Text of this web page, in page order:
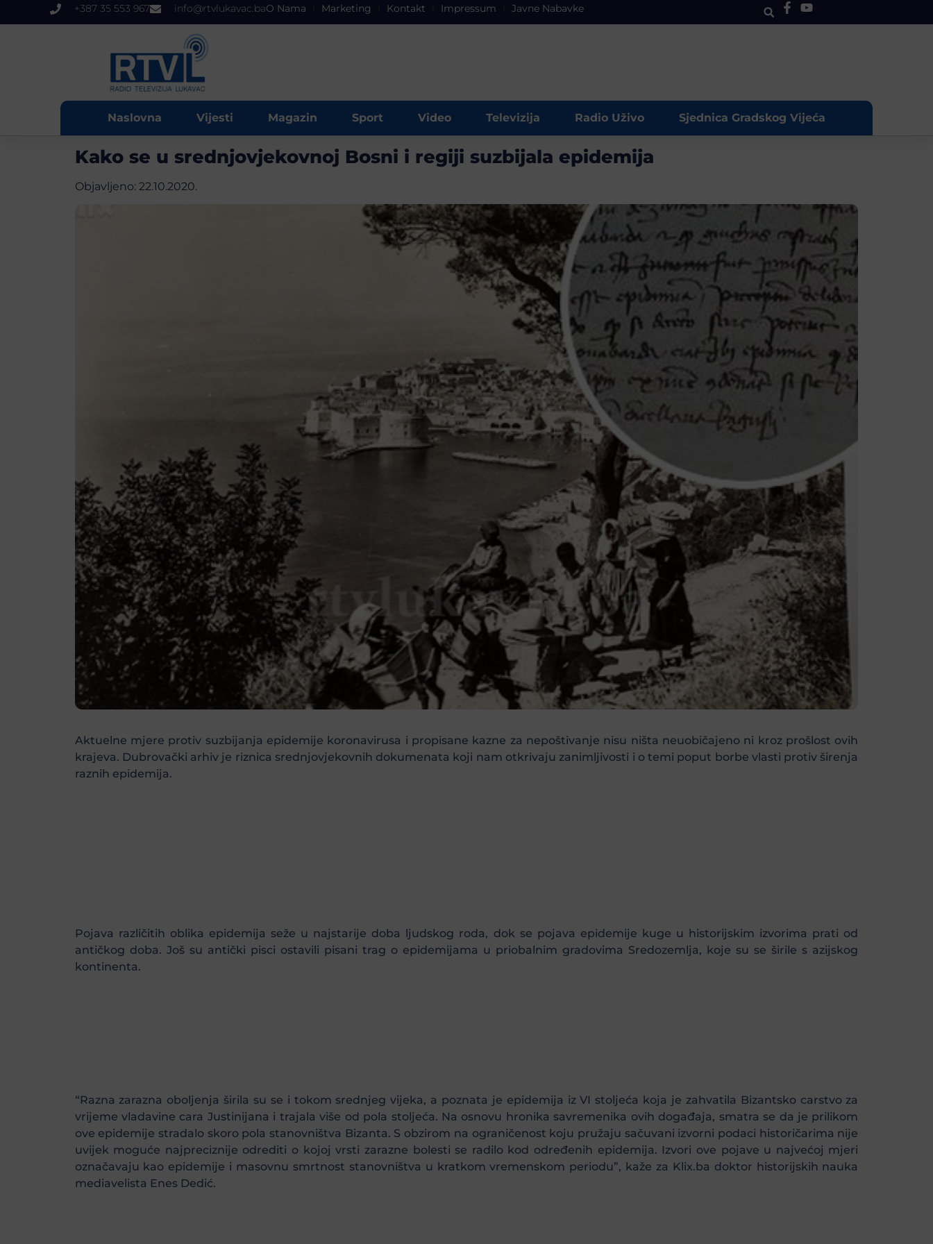
+387 35 553 967 info@rtvlukavac.baO Nama Marketing Kontakt Impressum Javne Nabavke
Naslovna Vijesti Magazin Sport Video Televizija Radio Uživo Sjednica Gradskog Vijeća
Kako se u srednjovjekovnoj Bosni i regiji suzbijala epidemija
Objavljeno: 22.10.2020.
Aktuelne mjere protiv suzbijanja epidemije koronavirusa i propisane kazne za nepoštivanje nisu ništa neuobičajeno ni kroz prošlost ovih
krajeva. Dubrovački arhiv je riznica srednjovjekovnih dokumenata koji nam otkrivaju zanimljivosti i o temi poput borbe vlasti protiv širenja
raznih epidemija.
Pojava različitih oblika epidemija seže u najstarije doba ljudskog roda, dok se pojava epidemije kuge u historijskim izvorima prati od
antičkog doba. Još su antički pisci ostavili pisani trag o epidemijama u priobalnim gradovima Sredozemlja, koje su se širile s azijskog
kontinenta.
“Razna zarazna oboljenja širila su se i tokom srednjeg vijeka, a poznata je epidemija iz VI stoljeća koja je zahvatila Bizantsko carstvo za
vrijeme vladavine cara Justinijana i trajala više od pola stoljeća. Na osnovu hronika savremenika ovih događaja, smatra se da je prilikom
ove epidemije stradalo skoro pola stanovništva Bizanta. S obzirom na ograničenost koju pružaju sačuvani izvorni podaci historičarima nije
uvijek moguće najpreciznije odrediti o kojoj vrsti zarazne bolesti se radilo kod određenih epidemija. Izvori ove pojave u najvećoj mjeri
označavaju kao epidemije i masovnu smrtnost stanovništva u kratkom vremenskom periodu”, kaže za Klix.ba doktor historijskih nauka
mediavelista Enes Dedić.